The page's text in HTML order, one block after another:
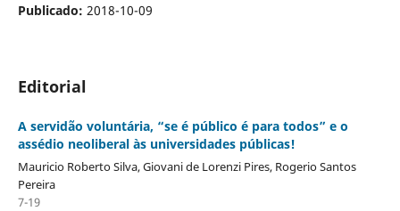
Publicado: 2018-10-09
Editorial
A servidão voluntária, “se é público é para todos” e o
assédio neoliberal às universidades públicas!
Mauricio Roberto Silva, Giovani de Lorenzi Pires, Rogerio Santos
Pereira
7-19